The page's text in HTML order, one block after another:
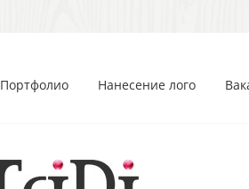
Портфолио Нанесение лого